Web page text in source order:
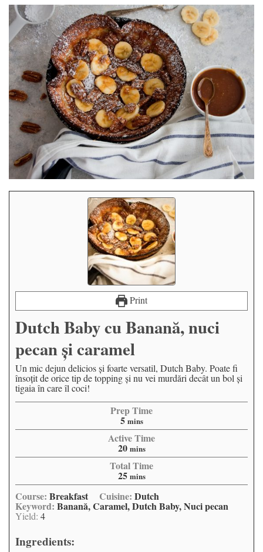
Print
Dutch Baby cu Banană, nuci
pecan și caramel
Un mic dejun delicios și foarte versatil, Dutch Baby. Poate fi
însoțit de orice tip de topping și nu vei murdări decât un bol și
tigaia în care îl coci!
Prep Time
5 mins
Active Time
20 mins
Total Time
25 mins
Course: Breakfast Cuisine:Dutch
Keyword: Banană, Caramel, Dutch Baby, Nuci pecan
Yield: 4
Ingredients: